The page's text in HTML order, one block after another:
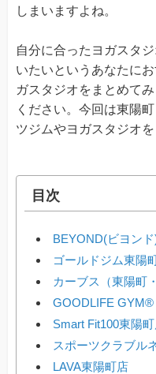
しまいますよね。
自分に合ったヨガスタ
いたいというあなたに
ガスタジオをまとめて
ください。今回は東陽
ツジムやヨガスタジオ
目次
BEYOND(ビヨン
ゴールドジム東陽
カーブス（東陽町
GOODLIFE GYM®
Smart Fit100東陽
スポーツクラブル
LAVA東陽町店